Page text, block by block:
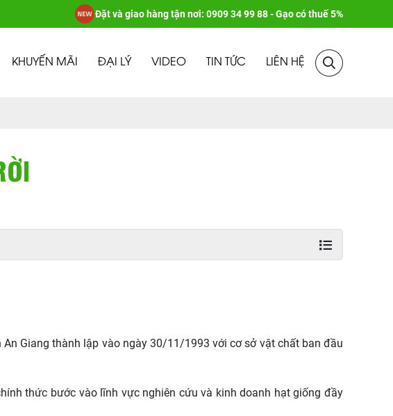
Đặt và giao hàng tận nơi: 0909 34 99 88 - Gạo có thuế 5%
KHUYẾN MÃI ĐẠI LÝ VIDEO TIN TỨC LIÊN HỆ
Giang thành lập vào ngày 30/11/1993 với cơ sở vật chất ban đầu
thức bước vào lĩnh vực nghiên cứu và kinh doanh hạt giống đầy